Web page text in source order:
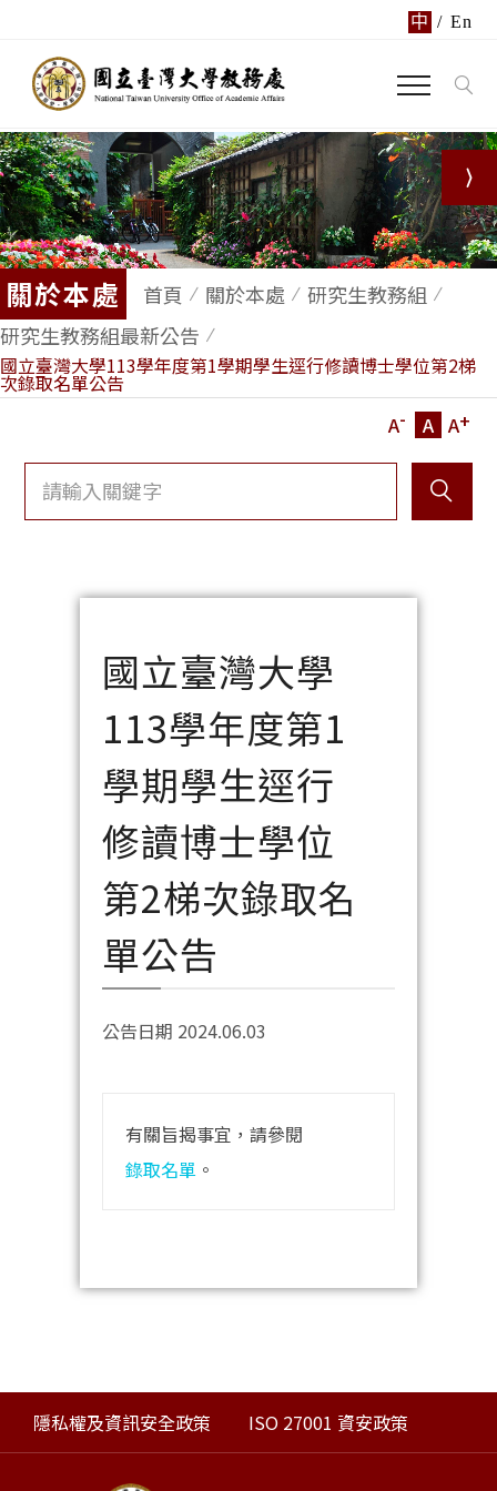
中 / En
關於本處 首頁 關於本處
研究生教務組
研究生教務組最新公告
國立臺灣大學113學年度第1學期學生逕行修讀博士學位第2梯
次錄取名單公告
A- A A+
國立臺灣大學
113學年度第1
學期學生逕行
修讀博士學位
第2梯次錄取名
單公告
公告日期 2024.06.03
有關旨揭事宜，請參閱
錄取名單 。
隱私權及資訊安全政策 ISO 27001 資安政策